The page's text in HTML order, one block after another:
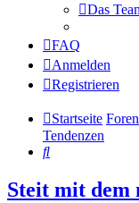
Das
FAQ
Anmelden
Registrieren
Startseite
Tendenzen
Suche
Steit mit dem